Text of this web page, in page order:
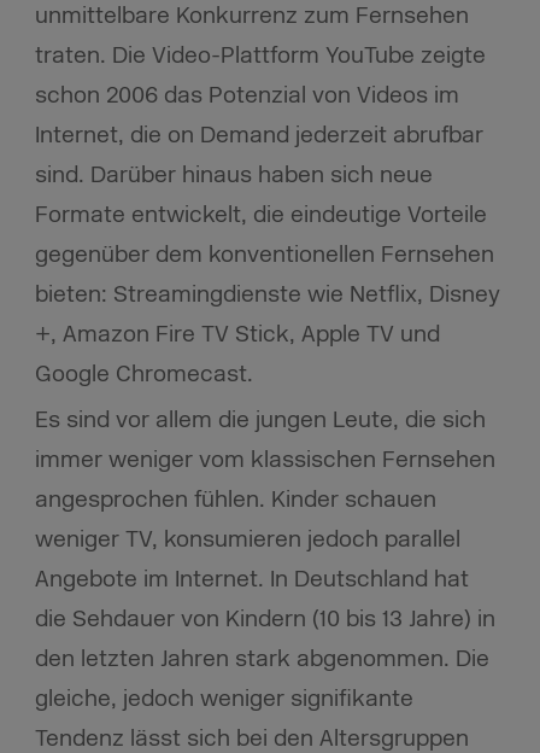
unmittelbare Konkurrenz zum Fernsehen
traten. Die Video-Plattform YouTube zeigte
schon 2006 das Potenzial von Videos im
Internet, die on Demand jederzeit abrufbar
sind. Darüber hinaus haben sich neue
Formate entwickelt, die eindeutige Vorteile
gegenüber dem konventionellen Fernsehen
bieten: Streamingdienste wie Netflix, Disney
+, Amazon Fire TV Stick, Apple TV und
Google Chromecast.
Es sind vor allem die jungen Leute, die sich
immer weniger vom klassischen Fernsehen
angesprochen fühlen. Kinder schauen
weniger TV, konsumieren jedoch parallel
Angebote im Internet. In Deutschland hat
die Sehdauer von Kindern (10 bis 13 Jahre) in
den letzten Jahren stark abgenommen. Die
gleiche, jedoch weniger signifikante
Tendenz lässt sich bei den Altersgruppen